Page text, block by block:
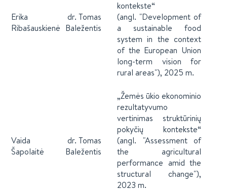
Erika
Ribašauskienė
dr. Tomas
Baležentis
kontekste“
(angl. "Development of
a sustainable food
system in the context
of the European Union
long-term vision for
rural areas"), 2025 m.
Vaida
Šapolaitė
dr. Tomas
Baležentis
„Žemės ūkio ekonominio
rezultatyvumo
vertinimas struktūrinių
pokyčių kontekste“
(angl. "Assessment of
the agricultural
performance amid the
structural change"),
2023 m.